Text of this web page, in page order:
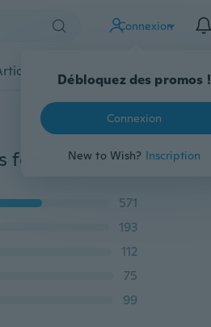
Connexion
Débloquez des promos !
Connexion
New to Wish? Inscription
pour animaux domestiques
Chaussure femme zapatos mujer valentine chaussures femme femmes pompes talons hauts dames chaussures chaussures d'été 34-42 yard
571
193
112
75
99